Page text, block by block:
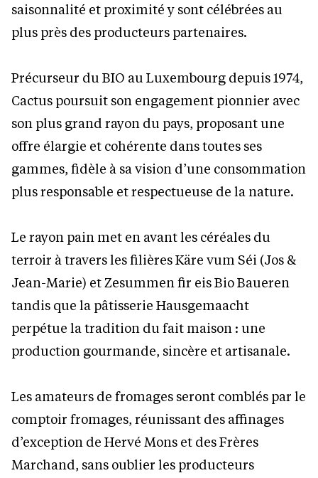
saisonnalité et proximité y sont célébrées au
plus près des producteurs partenaires.
Précurseur du BIO au Luxembourg depuis 1974,
Cactus poursuit son engagement pionnier avec
son plus grand rayon du pays, proposant une
offre élargie et cohérente dans toutes ses
gammes, fidèle à sa vision d’une consommation
plus responsable et respectueuse de la nature.
Le rayon pain met en avant les céréales du
terroir à travers les filières Käre vum Séi (Jos &
Jean-Marie) et Zesummen fir eis Bio Baueren
tandis que la pâtisserie Hausgemaacht
perpétue la tradition du fait maison : une
production gourmande, sincère et artisanale.
Les amateurs de fromages seront comblés par le
comptoir fromages, réunissant des affinages
d’exception de Hervé Mons et des Frères
Marchand, sans oublier les producteurs